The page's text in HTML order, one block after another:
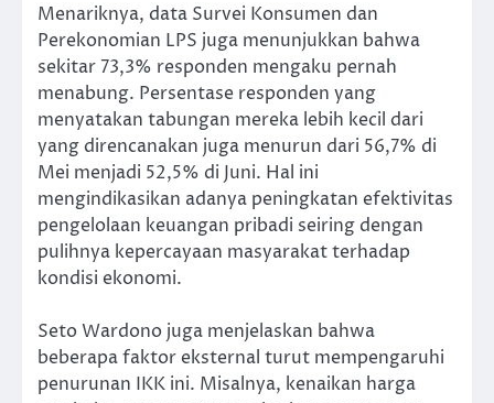
Menariknya, data Survei Konsumen dan
Perekonomian LPS juga menunjukkan bahwa
sekitar 73,3% responden mengaku pernah
menabung. Persentase responden yang
menyatakan tabungan mereka lebih kecil dari
yang direncanakan juga menurun dari 56,7% di
Mei menjadi 52,5% di Juni. Hal ini
mengindikasikan adanya peningkatan efektivitas
pengelolaan keuangan pribadi seiring dengan
pulihnya kepercayaan masyarakat terhadap
kondisi ekonomi.
Seto Wardono juga menjelaskan bahwa
beberapa faktor eksternal turut mempengaruhi
penurunan IKK ini. Misalnya, kenaikan harga